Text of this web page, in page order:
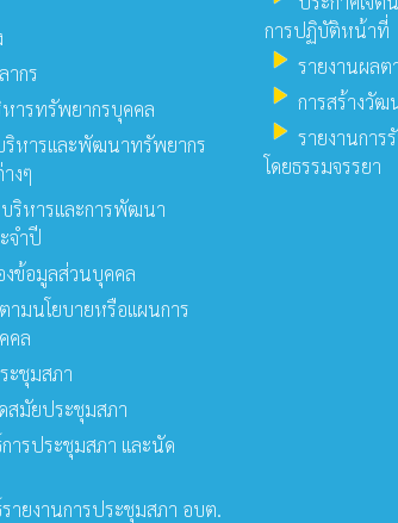
กร
หารทรัพยากรบุคคล
ริหารและพัฒนาทรัพยากร
งๆ
ริหารและการพัฒนา
จำปี
งข้อมูลส่วนบุคคล
ามนโยบายหรือแผนการ
คล
ะชุมสภา
สมัยประชุมสภา
ารประชุมสภา และนัด
ายงานการประชุมสภา อบต.
การปฏิบัติหน้าที่
play_arrow รายงานผลต
play_arrow การสร้างวัฒ
play_arrow รายงานกา
โดยธรรมจรรยา